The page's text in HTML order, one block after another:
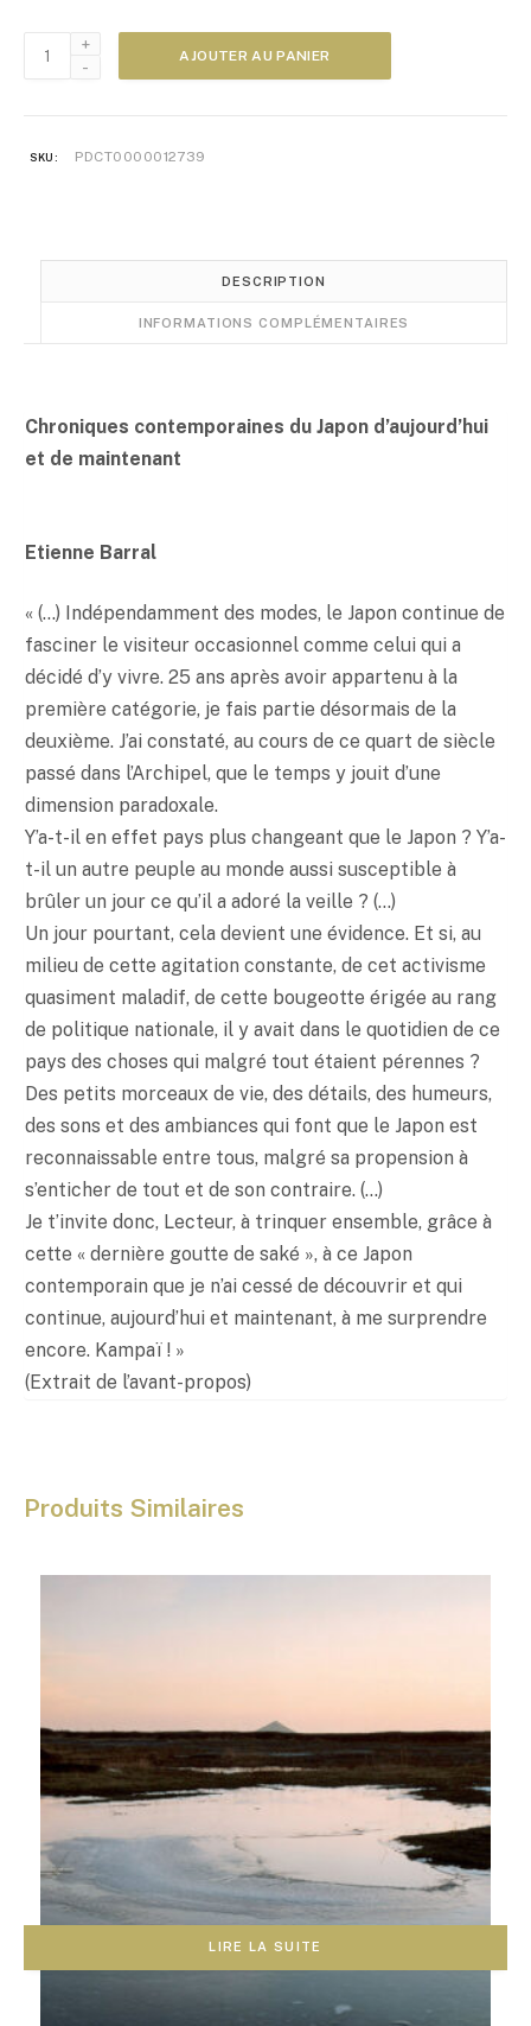
quantité
de
AJOUTER AU PANIER
SKU: PDCT0000012739
DESCRIPTION
INFORMATIONS COMPLÉMENTAIRES
Chroniques contemporaines du Japon d’aujourd’hui
et de maintenant
Etienne Barral
« (…) Indépendamment des modes, le Japon continue de
fasciner le visiteur occasionnel comme celui qui a
décidé d’y vivre. 25 ans après avoir appartenu à la
première catégorie, je fais partie désormais de la
deuxième. J’ai constaté, au cours de ce quart de siècle
passé dans l’Archipel, que le temps y jouit d’une
dimension paradoxale.
Y’a-t-il en effet pays plus changeant que le Japon ? Y’a-
t-il un autre peuple au monde aussi susceptible à
brûler un jour ce qu’il a adoré la veille ? (…)
Un jour pourtant, cela devient une évidence. Et si, au
milieu de cette agitation constante, de cet activisme
quasiment maladif, de cette bougeotte érigée au rang
de politique nationale, il y avait dans le quotidien de ce
pays des choses qui malgré tout étaient pérennes ?
Des petits morceaux de vie, des détails, des humeurs,
des sons et des ambiances qui font que le Japon est
reconnaissable entre tous, malgré sa propension à
s’enticher de tout et de son contraire. (…)
Je t’invite donc, Lecteur, à trinquer ensemble, grâce à
cette « dernière goutte de saké », à ce Japon
contemporain que je n’ai cessé de découvrir et qui
continue, aujourd’hui et maintenant, à me surprendre
encore. Kampaï ! »
(Extrait de l’avant-propos)
Produits Similaires
LIRE LA SUITE